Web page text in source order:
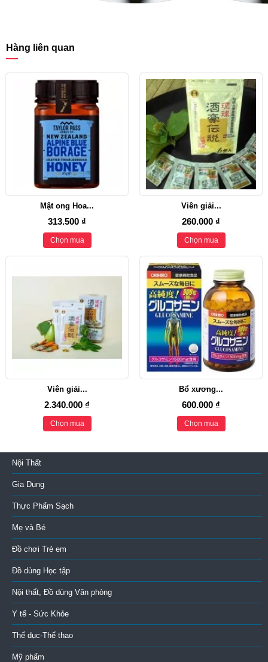
Hàng liên quan
Mật ong Hoa...
313.500 ₫
Chọn mua
Viên giải...
260.000 ₫
Chọn mua
Viên giải...
2.340.000 ₫
Chọn mua
Bổ xương...
600.000 ₫
Chọn mua
Nội Thất
Gia Dụng
Thực Phẩm Sạch
Mẹ và Bé
Đồ chơi Trẻ em
Đồ dùng Học tập
Nội thất, Đồ dùng Văn phòng
Y tế - Sức Khỏe
Thể dục-Thể thao
Mỹ phẩm